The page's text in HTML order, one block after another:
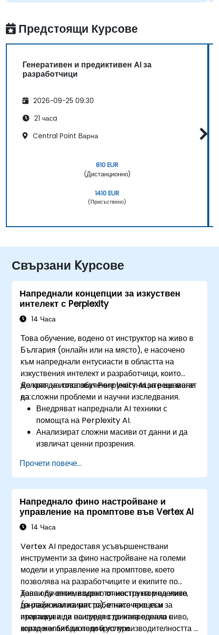
Предстоящи Курсове
Генеративен и предиктивен AI за
разработчици
2026-09-25 09:30
21 часa
Central Point Варна
810 EUR
(Дистанционно)
1410 EUR
(Присъствено)
Свързани Kурсове
Напреднали концепции за изкуствен
интелект с Perplexity
14 Часа
Това обучение, водено от инструктор на живо в
България (онлайн или на място), е насочено
към напреднали ентусиасти в областта на
изкуствения интелект и разработчици, които
желаят да използват Perplexity AI за решаване
на сложни проблеми и научни изследвания.
До края на това обучение участниците ще могат
да:
Внедряват напреднали AI техники с
помощта на Perplexity AI.
Анализират сложни масиви от данни и да
извличат ценни прозрения.
към решаването на реални проблеми.
Интегрират Perplexity AI със
съществуващи работни потоци в областта
на изкуствения интелект.
Прочети повече...
Напреднало фино настройване и
управление на промптове във Vertex AI
14 Часа
Vertex AI предоставя усъвършенствани
инструменти за фино настройване на големи
модели и управление на промптове, което
позволява на разработчиците и екипите по
данни да оптимизират точността на моделите,
да рационализират работните процеси за
итерации и да осигурят стриктна оценка с
вградени библиотеки и услуги.
Това обучение, водено от инструктор на живо
(онлайн или на място), е насочено към
практикуващи на средно до напреднало ниво,
които желаят да подобрят производителността и